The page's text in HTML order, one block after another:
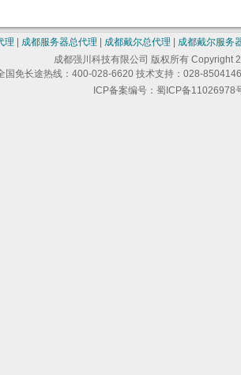
理 成都服务器总代理 成都戴尔总代理 成都戴尔服务
成都强川科技有限公司 版权所有 Copyright
国免长途热线：400-028-6620 技术支持：028-
ICP备案编号：蜀ICP备11026978